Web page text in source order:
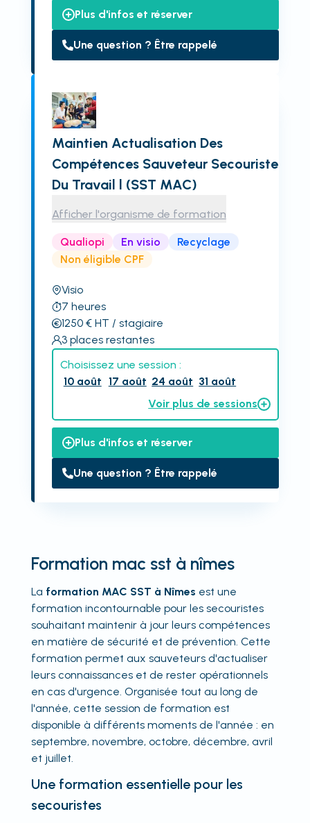
Plus d'infos et réserver
Une question ? Être rappelé
Maintien Actualisation Des
Compétences Sauveteur Secouriste
Du Travail l (SST MAC)
Afficher l'organisme de formation
Qualiopi En visio
Recyclage
Non éligible CPF
Visio
7 heures
1250€ HT / stagiaire
3 places restantes
Choisissez une session :
10 août 17 août 24 août 31 août
Voir plus de sessions
Plus d'infos et réserver
Une question ? Être rappelé
Formation mac sst à nîmes
La formation MAC SST à Nîmes est une
formation incontournable pour les secouristes
souhaitant maintenir à jour leurs compétences
en matière de sécurité et de prévention. Cette
formation permet aux sauveteurs d'actualiser
leurs connaissances et de rester opérationnels
en cas d'urgence. Organisée tout au long de
l'année, cette session de formation est
disponible à différents moments de l'année : en
septembre, novembre, octobre, décembre, avril
et juillet.
Une formation essentielle pour les
secouristes